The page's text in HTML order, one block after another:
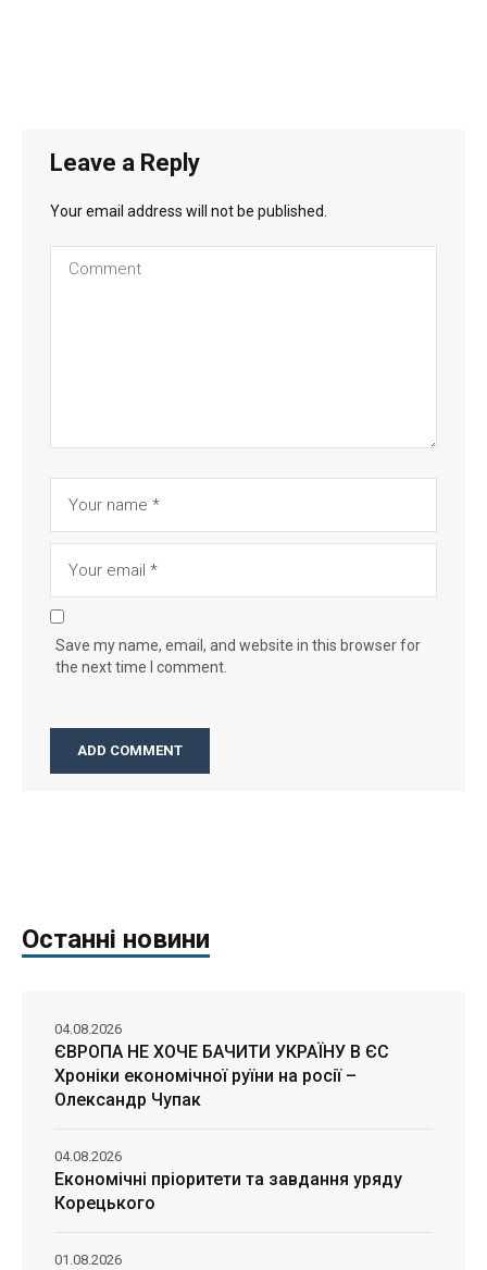
Leave a Reply
Your email address will not be published.
Save my name, email, and website in this browser for
the next time I comment.
Останні новини
ЄВРОПА НЕ ХОЧЕ БАЧИТИ УКРАЇНУ В ЄС
Хроніки економічної руїни на росії –
Олександр Чупак
04.08.2026
Економічні пріоритети та завдання уряду
Корецького
04.08.2026
01.08.2026